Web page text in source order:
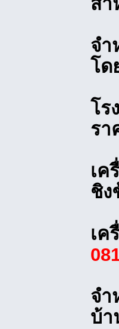
จำ
โด
โร
รา
เค
ชิง
เค
จำ
บ้า